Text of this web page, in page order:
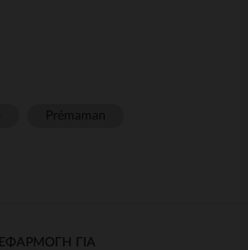
ΕΦΑΡΜΟΓΉ ΓΙΑ